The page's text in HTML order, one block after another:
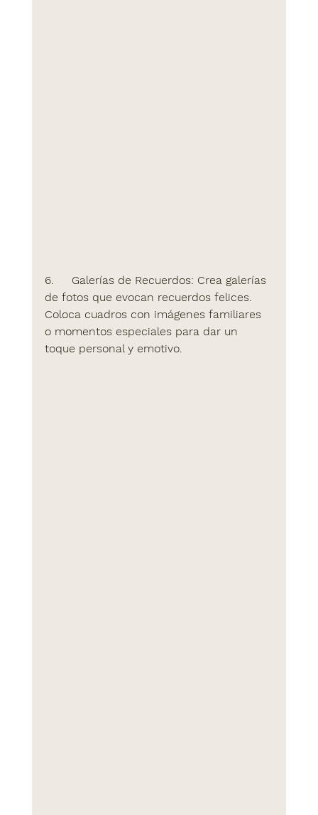
6. Galerías de Recuerdos: Crea galerías
de fotos que evocan recuerdos felices.
Coloca cuadros con imágenes familiares
o momentos especiales para dar un
toque personal y emotivo.